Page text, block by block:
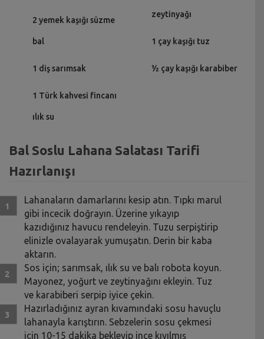
2 yemek kaşığı süzme
bal
1 diş sarımsak
1 Türk kahvesi fincanı
ılık su
zeytinyağı
1 çay kaşığı tuz
½ çay kaşığı karabiber
Bal Soslu Lahana Salatası Tarifi
Hazırlanışı
Lahanaların damarlarını kesip atın. Tıpkı marul
gibi incecik doğrayın. Üzerine yıkayıp
kazıdığınız havucu rendeleyin. Tuzu serpiştirip
elinizle ovalayarak yumuşatın. Derin bir kaba
aktarın.
Sos için; sarımsak, ılık su ve balı robota koyun.
Mayonez, yoğurt ve zeytinyağını ekleyin. Tuz
ve karabiberi serpip iyice çekin.
Hazırladığınız ayran kıvamındaki sosu havuçlu
lahanayla karıştırın. Sebzelerin sosu çekmesi
için 10-15 dakika bekleyip ince kıyılmış